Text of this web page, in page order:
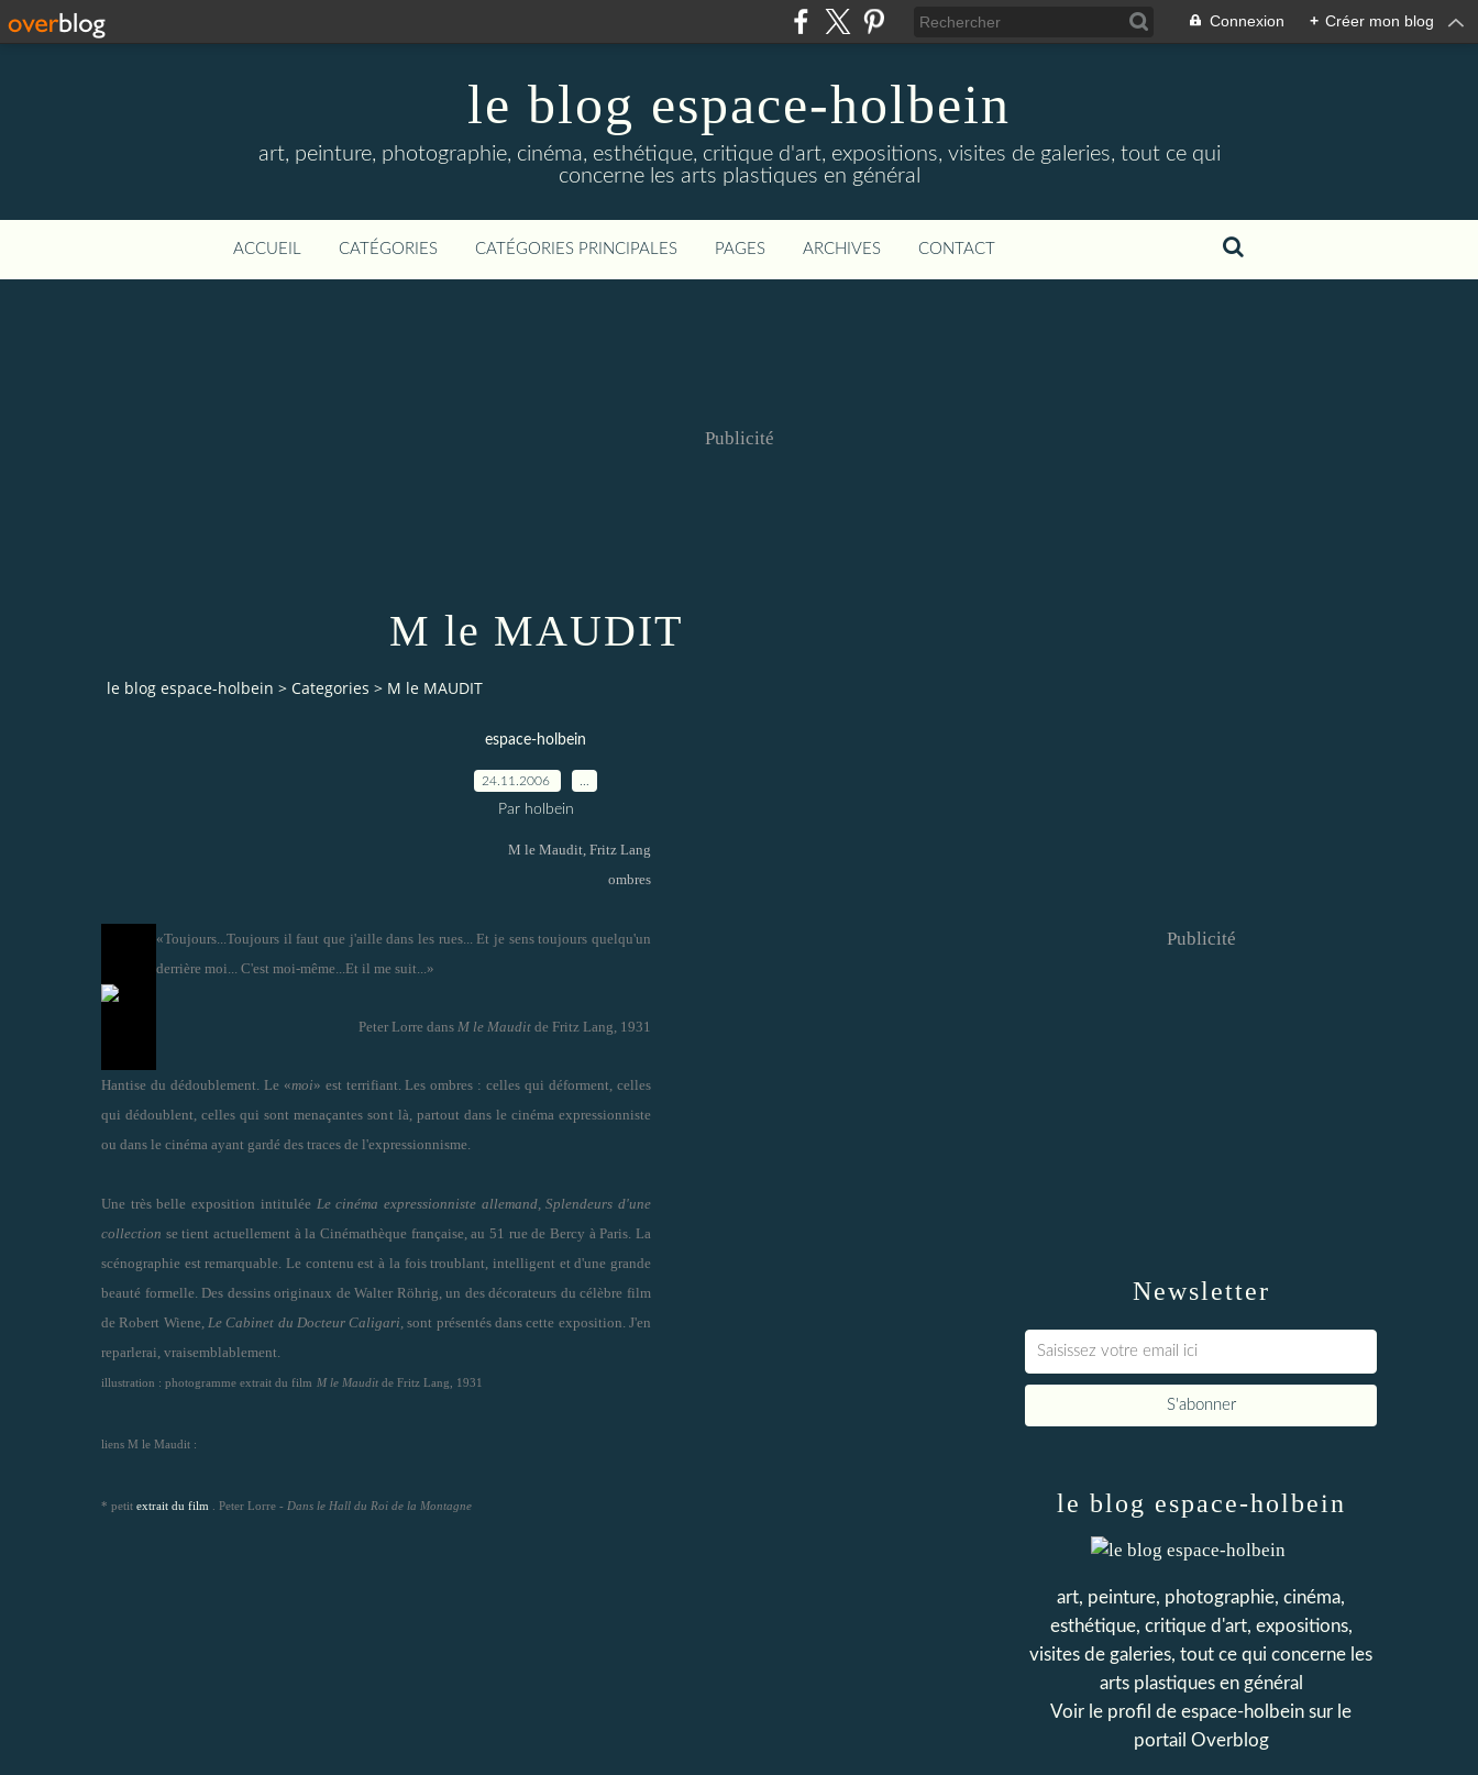
Connexion + Créer mon blog
le blog espace-holbein
art, peinture, photographie, cinéma, esthétique, critique d'art, expositions, visites de galeries, tout ce qui
concerne les arts plastiques en général
ACCUEIL CATÉGORIES CATÉGORIES PRINCIPALES PAGES ARCHIVES CONTACT
Publicité
M le MAUDIT
le blog espace-holbein > Categories > M le MAUDIT
espace-holbein
24.11.2006
Par holbein
M le Maudit, Fritz Lang
ombres
«Toujours...Toujours il faut que j'aille dans les rues... Et je sens toujours quelqu'un
derrière moi... C'est moi-même...Et il me suit...»
Peter Lorre dans M le Maudit de Fritz Lang, 1931
Hantise du dédoublement. Le «moi» est terrifiant. Les ombres : celles qui déforment, celles
qui dédoublent, celles qui sont menaçantes sont là, partout dans le cinéma expressionniste
ou dans le cinéma ayant gardé des traces de l'expressionnisme.
Une très belle exposition intitulée Le cinéma expressionniste allemand, Splendeurs d'une
collection se tient actuellement à la Cinémathèque française, au 51 rue de Bercy à Paris. La
scénographie est remarquable. Le contenu est à la fois troublant, intelligent et d'une grande
beauté formelle. Des dessins originaux de Walter Röhrig, un des décorateurs du célèbre film
de Robert Wiene, Le Cabinet du Docteur Caligari, sont présentés dans cette exposition. J'en
reparlerai, vraisemblablement.
illustration : photogramme extrait du film M le Maudit de Fritz Lang, 1931
liens M le Maudit :
* petit extrait du film . Peter Lorre - Dans le Hall du Roi de la Montagne
Newsletter
Publicité
le blog espace-holbein
art, peinture, photographie, cinéma,
esthétique, critique d'art, expositions,
visites de galeries, tout ce qui concerne les
arts plastiques en général
Voir le profil de espace-holbein sur le
portail Overblog